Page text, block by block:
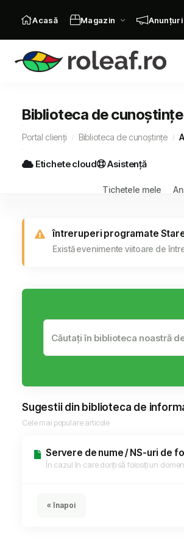
Acasă Magazin Anunțuri
Biblioteca de cunoștințe
Portal clienți Biblioteca de cunoștințe
Etichete cloud Asistență
Tichetele mele
întreruperi programate
Există evenimente viitoare de
Sugestii din biblioteca de
Cele mai populare articole
Servere de nume / NS-uri de
În cazul în care doriți să folosiți un
« înapoi